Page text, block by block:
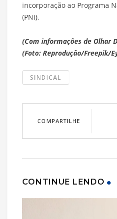
incorporação ao Programa
(PNI).
(Com informações de Olhar
(Foto: Reprodução/Freepik/
SINDICAL
COMPARTILHE
CONTINUE LENDO